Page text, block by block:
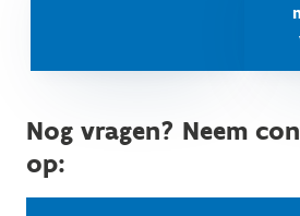
Nog vragen? Neem
op: